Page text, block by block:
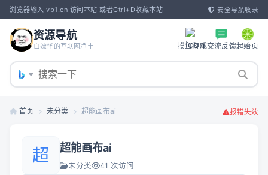
浏览器输入 vb1.cn 访问本站 或者Ctrl+D收藏本站 安全导航收录
资源导航
白嫖怪的互联网净土 摸鱼游戏交流反馈起始页
首页 未分类 超能画布ai 报错失效
超 超能画布ai
未分类 41 次访问